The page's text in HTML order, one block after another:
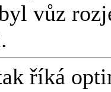
vůz
říká